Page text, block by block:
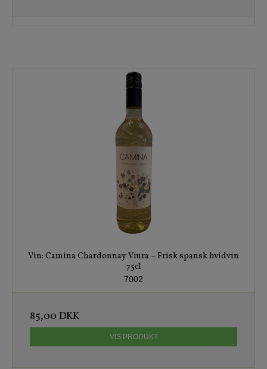
Vin: Camina Chardonnay Viura – Frisk spansk hvidvin
75cl
7002
85,00 DKK
VIS PRODUKT